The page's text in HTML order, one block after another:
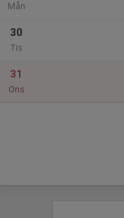
Mån
30
Tis
31
Ons